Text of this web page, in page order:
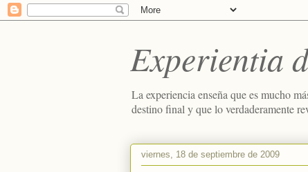
Experientia
La experiencia enseña que es mucho
destino final y que lo verdaderamente
viernes, 18 de septiembre de 2009